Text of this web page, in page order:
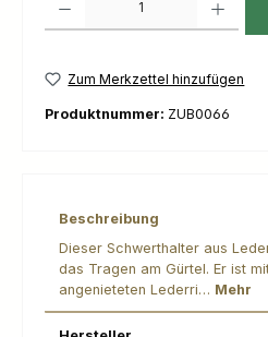
Zum Merkzettel hinzufügen
Produktnummer: ZUB0066
Beschreibung
Dieser Schwerthalter aus
das Tragen am Gürtel. Er ist
angenieteten Lederri… Mehr